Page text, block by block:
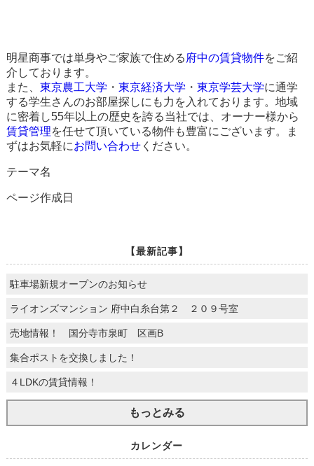
明星商事では単身やご家族で住める 府中の賃貸物件をご紹
介しております。
また、 東京農工大学 ・ 東京経済大学 ・ 東京学芸大学に通学
する学生さんのお部屋探しにも力を入れております。地域
に密着し55年以上の歴史を誇る当社では、オーナー様から
賃貸管理を任せて頂いている物件も豊富にございます。ま
ずはお気軽にお問い合わせください。
テーマ名
ページ作成日
【最新記事】
駐車場新規オープンのお知らせ
ライオンズマンション 府中白糸台第２ ２０９号室
売地情報！ 国分寺市泉町 区画B
集合ポストを交換しました！
４LDKの賃貸情報！
もっとみる
カレンダー